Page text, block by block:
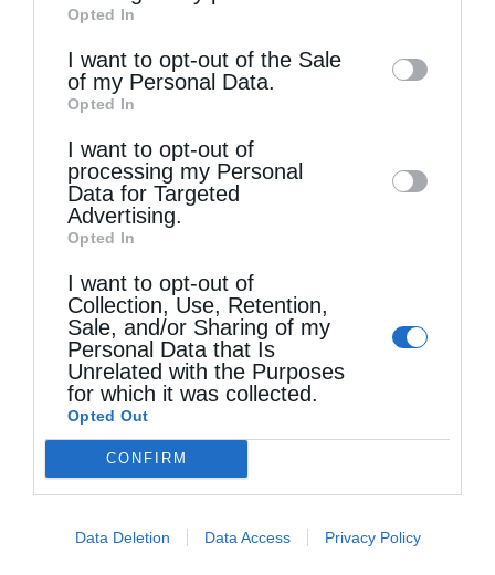
of downstream participants. This
information may also be disclosed by us to
third parties on theIAB’s List of
Downstream Participants
disclose it to other third parties.
Opted In
I want to opt-out of the Sale
of my Personal Data.
Opted In
I want to opt-out of
processing my Personal
Data for Targeted
Advertising.
Opted In
I want to opt-out of
Collection, Use, Retention,
Sale, and/or Sharing of my
Personal Data that Is
Unrelated with the Purposes
for which it was collected.
Opted Out
CONFIRM
Data Deletion Data Access Privacy Policy
Ισχυροί οι δεσμοί Ιερουσαλήμ και Μόσχας – Ο...
Οικ. Πατριάρχης: “Εντός του Ναού, μαθαίνουμε να
βλέπουμε...